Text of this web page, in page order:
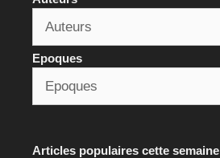
Epoques
Articles populaires cette semaine